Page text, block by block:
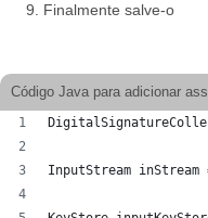
Finalmente salve-o
Código Java para adicionar
InputStream